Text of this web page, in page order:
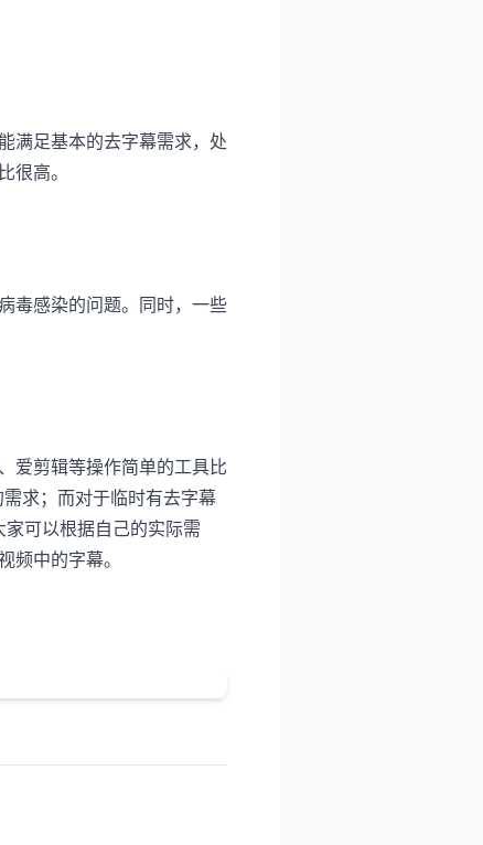
满足基本的去字幕需求，处
很高。
毒感染的问题。同时，一些
爱剪辑等操作简单的工具比
求；而对于临时有去字幕
可以根据自己的实际需
中的字幕。